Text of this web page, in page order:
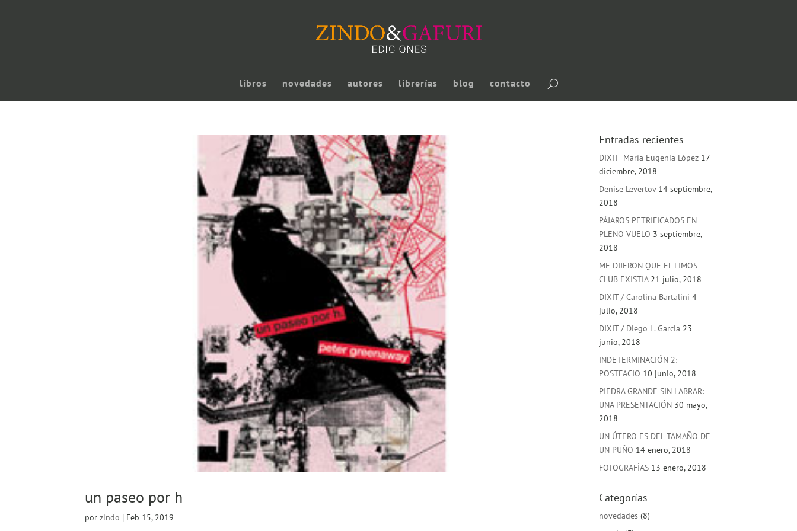
libros novedades autores librerías blog contacto
un paseo por h
por zindo | Feb 15, 2019
Entradas recientes
DIXIT -María Eugenia López 17
diciembre, 2018
Denise Levertov 14 septiembre,
2018
PÁJAROS PETRIFICADOS EN
PLENO VUELO 3 septiembre,
2018
ME DIJERON QUE EL LIMOS
CLUB EXISTIA 21 julio, 2018
DIXIT / Carolina Bartalini 4
julio, 2018
DIXIT / Diego L. Garcia 23
junio, 2018
INDETERMINACIÓN 2:
POSTFACIO 10 junio, 2018
PIEDRA GRANDE SIN LABRAR:
UNA PRESENTACIÓN 30 mayo,
2018
UN ÚTERO ES DEL TAMAÑO DE
UN PUÑO 14 enero, 2018
FOTOGRAFÍAS 13 enero, 2018
Categorías
novedades (8)